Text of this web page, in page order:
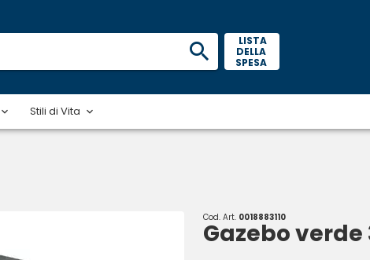
LISTA
DELLA
SPESA
Stili di Vita
Cod. Art. 0018883110
Gazebo verde